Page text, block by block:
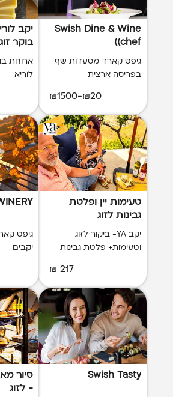
Swish Dine & Wine
(chef)
גיפט קארד מסעדות שף
בפריסה ארצית
₪20-₪1500
יקב
בוקר
ארוחת
לוריא
טעימות יין ופלטת
גבינות לזוג
יקב YA- ביקור לזוג
וטעימות+ פלטת גבינות
217 ₪
גיפט
יקבים
Swish Tasty
סיור
- לזוג